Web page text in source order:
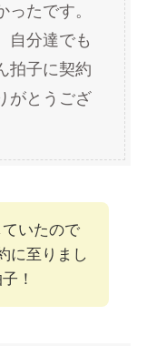
たです。
自分達でも
拍子に契約
がとうござ
いたので
に至りまし
！